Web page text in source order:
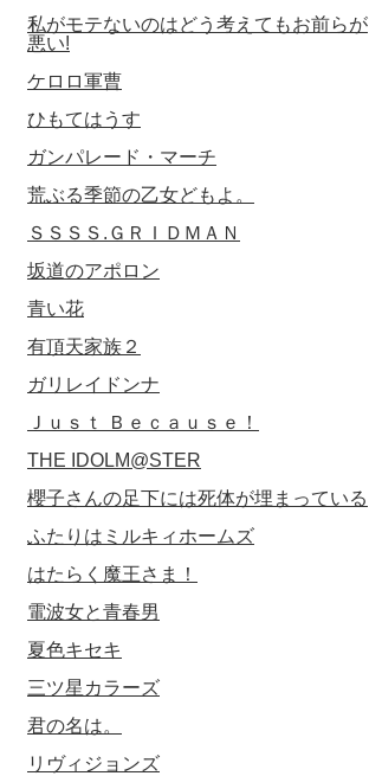
私がモテないのはどう考えてもお前らが
悪い!
ケロロ軍曹
ひもてはうす
ガンパレード・マーチ
荒ぶる季節の乙女どもよ。
ＳＳＳＳ.ＧＲＩＤＭＡＮ
坂道のアポロン
青い花
有頂天家族２
ガリレイドンナ
Ｊｕｓｔ Ｂｅｃａｕｓｅ！
THE IDOLM@STER
櫻子さんの足下には死体が埋まっている
ふたりはミルキィホームズ
はたらく魔王さま！
電波女と青春男
夏色キセキ
三ツ星カラーズ
君の名は。
リヴィジョンズ